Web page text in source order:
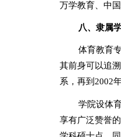
万学教育、中
八、隶属
体育教育
其前身可以追溯
系，再到 2002
学院设体
享有广泛赞誉